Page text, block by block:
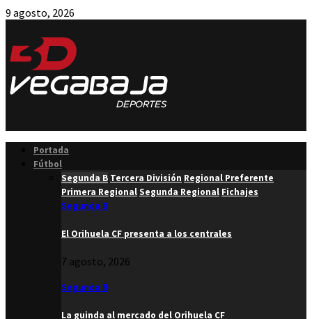
9 agosto, 2026
Portada
Fútbol
Segunda B Tercera División Regional Preferente
Primera RegionalSegunda Regional Fichajes
Segunda B
El Orihuela CF presenta a los centrales
7 agosto, 2026
Segunda B
La guinda al mercado del Orihuela CF